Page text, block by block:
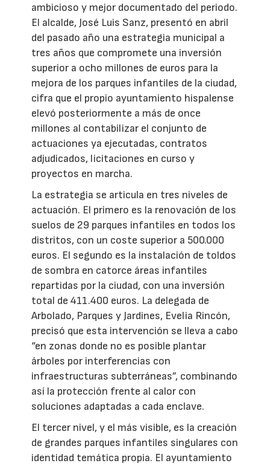
ambicioso y mejor documentado del periodo.
El alcalde, José Luis Sanz, presentó en abril
del pasado año una estrategia municipal a
tres años que compromete una inversión
superior a ocho millones de euros para la
mejora de los parques infantiles de la ciudad,
cifra que el propio ayuntamiento hispalense
elevó posteriormente a más de once
millones al contabilizar el conjunto de
actuaciones ya ejecutadas, contratos
adjudicados, licitaciones en curso y
proyectos en marcha.
La estrategia se articula en tres niveles de
actuación. El primero es la renovación de los
suelos de 29 parques infantiles en todos los
distritos, con un coste superior a 500.000
euros. El segundo es la instalación de toldos
de sombra en catorce áreas infantiles
repartidas por la ciudad, con una inversión
total de 411.400 euros. La delegada de
Arbolado, Parques y Jardines, Evelia Rincón,
precisó que esta intervención se lleva a cabo
“en zonas donde no es posible plantar
árboles por interferencias con
infraestructuras subterráneas”, combinando
así la protección frente al calor con
soluciones adaptadas a cada enclave.
El tercer nivel, y el más visible, es la creación
de grandes parques infantiles singulares con
identidad temática propia. El ayuntamiento